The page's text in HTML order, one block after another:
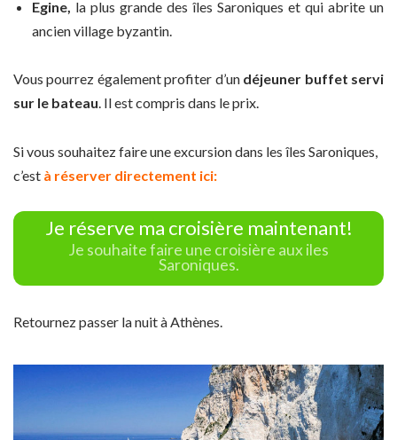
Egine, la plus grande des îles Saroniques et qui abrite un
ancien village byzantin.
Vous pourrez également profiter d’undéjeuner buffet servi
sur le bateau. Il est compris dans le prix.
Si vous souhaitez faire une excursion dans les îles Saroniques,
c’est à réserver directement ici:
Je réserve ma croisière maintenant!
Je souhaite faire une croisière aux iles
Saroniques.
Retournez passer la nuit à Athènes.